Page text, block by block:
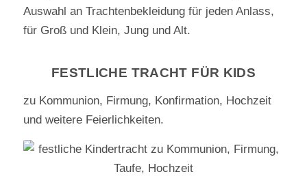
Auswahl an Trachtenbekleidung für jeden Anlass,
für Groß und Klein, Jung und Alt.
FESTLICHE TRACHT FÜR KIDS
zu Kommunion, Firmung, Konfirmation, Hochzeit
und weitere Feierlichkeiten.